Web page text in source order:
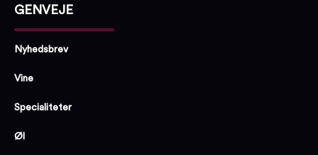
GENVEJE
Nyhedsbrev
Vine
Specialiteter
Øl